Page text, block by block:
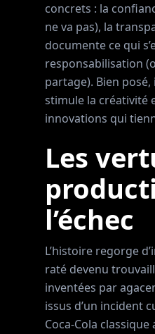
concrets : la
ne va pas), la
documente ce qui
responsabilisation
partage). Bien posé,
stimule la créativité
innovations qui
Les
l’échec
L’histoire regorge
raté devenu
inventées par
issus d’un incident
Coca-Cola classique